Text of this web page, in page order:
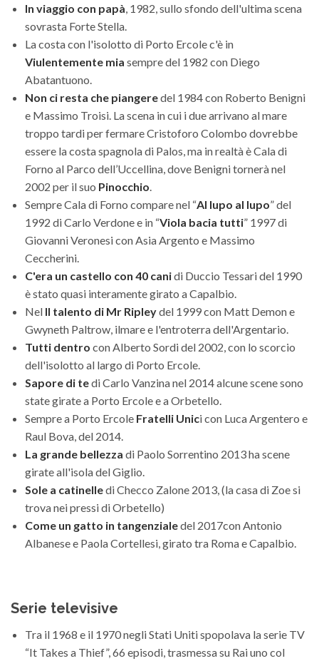
In viaggio con papà, 1982, sullo sfondo dell'ultima scena
sovrasta Forte Stella.
La costa con l'isolotto di Porto Ercole c'è in
Viulentemente mia sempre del 1982 con Diego
Abatantuono.
Non ci resta che piangeredel 1984 con Roberto Benigni
e Massimo Troisi. La scena in cui i due arrivano al mare
troppo tardi per fermare Cristoforo Colombo dovrebbe
essere la costa spagnola di Palos, ma in realtà è Cala di
Forno al Parco dell’Uccellina, dove Benigni tornerà nel
2002 per il suo Pinocchio.
Sempre Cala di Forno compare nel “Al lupo al lupo” del
1992 di Carlo Verdone e in “Viola bacia tutti” 1997 di
Giovanni Veronesi con Asia Argento e Massimo
Ceccherini.
C'era un castello con 40 canidi Duccio Tessari del 1990
è stato quasi interamente girato a Capalbio.
Nel Il talento di Mr Ripleydel 1999 con Matt Demon e
Gwyneth Paltrow, ilmare e l'entroterra dell'Argentario.
Tutti dentro con Alberto Sordi del 2002, con lo scorcio
dell'isolotto al largo di Porto Ercole.
Sapore di tedi Carlo Vanzina nel 2014 alcune scene sono
state girate a Porto Ercole e a Orbetello.
Sempre a Porto Ercole Fratelli Unici con Luca Argentero e
Raul Bova, del 2014.
La grande bellezza di Paolo Sorrentino 2013 ha scene
girate all'isola del Giglio.
Sole a catinelledi Checco Zalone 2013, (la casa di Zoe si
trova nei pressi di Orbetello)
Come un gatto in tangenzialedel 2017con Antonio
Albanese e Paola Cortellesi, girato tra Roma e Capalbio.
Serie televisive
Tra il 1968 e il 1970 negli Stati Uniti spopolava la serie TV
“It Takes a Thief”, 66 episodi, trasmessa su Rai uno col